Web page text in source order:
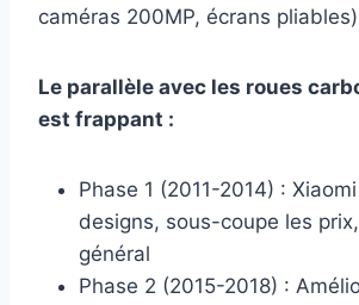
caméras 200MP, écrans
Le parallèle avec les roues
est frappant :
Phase 1 (2011-2014) :
designs, sous-coupe les
général
Phase 2 (2015-2018) :